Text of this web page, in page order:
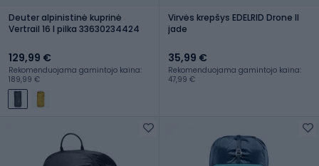
Deuter alpinistinė kuprinė
Vertrail 16 l pilka 33630234424
129,99 €
Rekomenduojama gamintojo kaina:
189,99 €
Virvės krepšys EDELRID Drone II
jade
35,99 €
Rekomenduojama gamintojo kaina:
47,99 €